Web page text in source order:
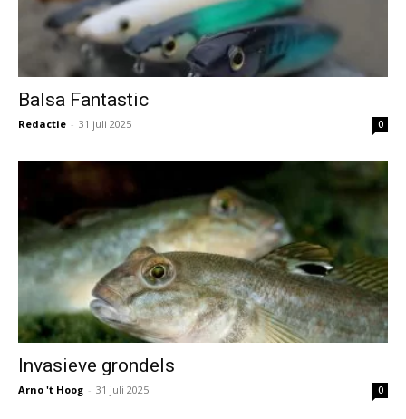
Balsa Fantastic
Redactie - 31 juli 2025 0
Invasieve grondels
Arno 't Hoog - 31 juli 2025 0